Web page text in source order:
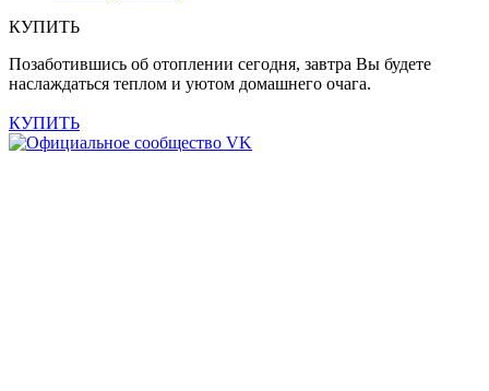
КУПИТЬ
Позаботившись об отоплении сегодня, завтра Вы будете
наслаждаться теплом и уютом домашнего очага.
КУПИТЬ